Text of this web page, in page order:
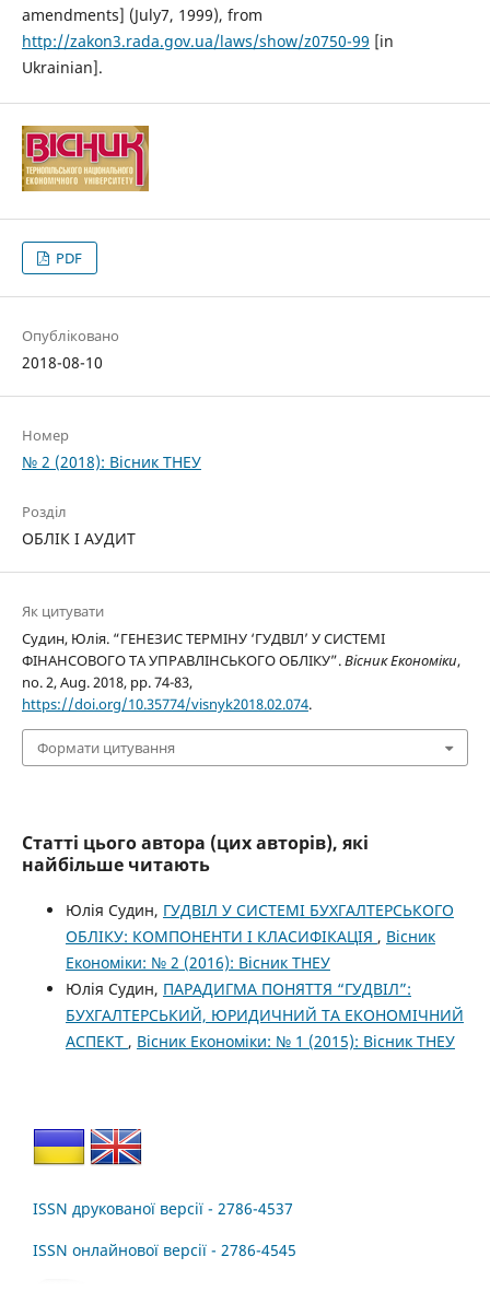
amendments] (July7, 1999), from
http://zakon3.rada.gov.ua/laws/show/z0750-99 [in
Ukrainian].
PDF
Опубліковано
2018-08-10
Номер
№ 2 (2018): Вісник ТНЕУ
Розділ
ОБЛІК І АУДИТ
Як цитувати
Судин, Юлія. “ГЕНЕЗИС ТЕРМІНУ ‘ГУДВІЛ’ У СИСТЕМІ
ФІНАНСОВОГО ТА УПРАВЛІНСЬКОГО ОБЛІКУ”.Вісник Економіки,
no. 2, Aug. 2018, pp. 74-83,
https://doi.org/10.35774/visnyk2018.02.074.
Формати цитування
Статті цього автора (цих авторів), які
найбільше читають
Юлія Судин, ГУДВІЛ У СИСТЕМІ БУХГАЛТЕРСЬКОГО
ОБЛІКУ: КОМПОНЕНТИ І КЛАСИФІКАЦІЯ , Вісник
Економіки: № 2 (2016): Вісник ТНЕУ
Юлія Судин, ПАРАДИГМА ПОНЯТТЯ “ГУДВІЛ”:
БУХГАЛТЕРСЬКИЙ, ЮРИДИЧНИЙ ТА ЕКОНОМІЧНИЙ
АСПЕКТ , Вісник Економіки: № 1 (2015): Вісник ТНЕУ
ISSN друкованої версії - 2786-4537
ISSN онлайнової версії - 2786-4545